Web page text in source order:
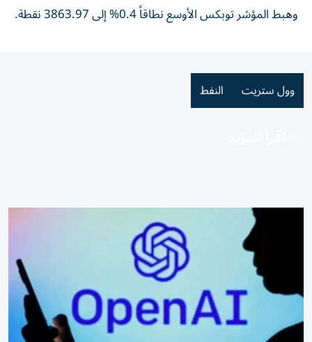
وهبط المؤشر توبكس الأوسع نطاقاً 0.4% إلى 3863.97 نقطة.
وول ستريت النفط